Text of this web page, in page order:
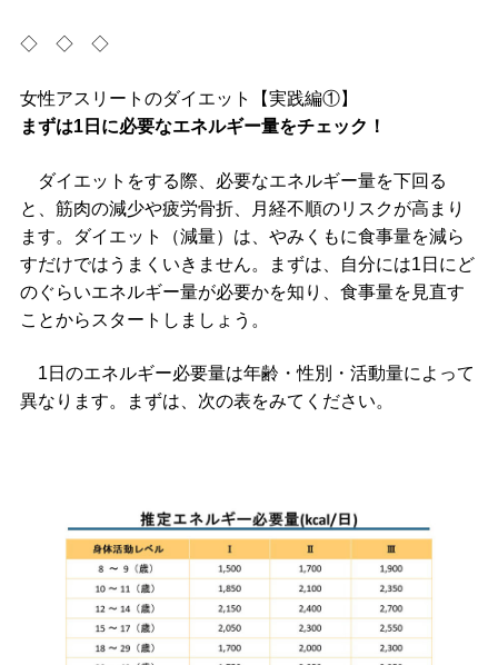
◇ ◇ ◇
女性アスリートのダイエット【実践編①】
まずは1日に必要なエネルギー量をチェック！
ダイエットをする際、必要なエネルギー量を下回る
と、筋肉の減少や疲労骨折、月経不順のリスクが高まり
ます。ダイエット（減量）は、やみくもに食事量を減ら
すだけではうまくいきません。まずは、自分には1日にど
のぐらいエネルギー量が必要かを知り、食事量を見直す
ことからスタートしましょう。
1日のエネルギー必要量は年齢・性別・活動量によって
異なります。まずは、次の表をみてください。